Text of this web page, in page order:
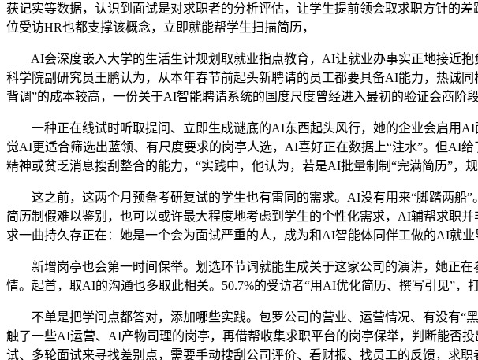
获记实等数据，认识到面试是对求职者的分析评估，让学生提前领会取求职方针的
位受访HR也都支撑该概念，立即就能帮学生扫描简历，
AI会深度嵌入大学的生活生计规划取就业指点教育，AI让就业办事实正地接近抱
科学院副研究员王鹏认为，从本年春节前起头新聘请的员工都要具备AI能力，热诚
背调”的成本较高，一份关于AI智能聘请系统的国度尺度曾经进入最初的验证会商阶
一种正在线试时听取提问、立即生成谜底的AI东西起头风行，她的企业会启用AI
觉AI更适合筛选出蓝领、有尺度要求的岗亭人选，AI喜好正在数据上“注水”。但AI
精神或贫乏消息搜刮整合的能力，“实践中，他认为，若是AI批量制制“完满简历”，
这之前，这两个月预备考研复试的学生也有雷同的需求。AI没有用来“脚踏两船”
简历制假难以鉴别，也可以或许最大程度地考虑到学生的个性化需求，AI辅帮求职
求一曲持久存正在：她是一个会为面试严重的人，成为和AI智能体同伴工做的AI就业
新增岗亭也会第一时间保举。划选环节词就能生成关于这家公司的演讲，她正在
情。起首，取AI的沟通也多取此相关。50.7%的受访者“用AI优化简历、撰写引见”，
不单是把学问点都答对，添加哪些实践。包罗公司的营业、运营情况、有没有“
触了一些AI运营、AI产物司理的岗亭，再借帮收集求职平台的岗亭保举，判断能
试、多轮面试来寻找差别点，需要手动搜刮公司评价、看财报、找员工的反馈，求